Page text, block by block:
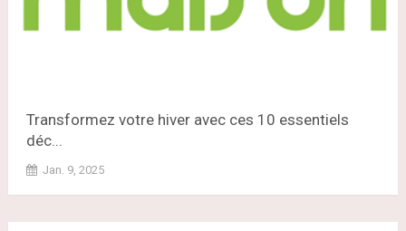
Transformez votre hiver avec ces 10 essentiels
déc...
Jan. 9, 2025